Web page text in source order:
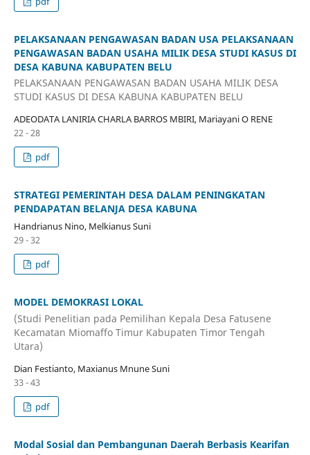
PELAKSANAAN PENGAWASAN BADAN USA PELAKSANAAN
PENGAWASAN BADAN USAHA MILIK DESA STUDI KASUS DI
DESA KABUNA KABUPATEN BELU
PELAKSANAAN PENGAWASAN BADAN USAHA MILIK DESA
STUDI KASUS DI DESA KABUNA KABUPATEN BELU
ADEODATA LANIRIA CHARLA BARROS MBIRI, Mariayani O RENE
22 - 28
pdf
STRATEGI PEMERINTAH DESA DALAM PENINGKATAN
PENDAPATAN BELANJA DESA KABUNA
Handrianus Nino, Melkianus Suni
29 - 32
pdf
MODEL DEMOKRASI LOKAL
(Studi Penelitian pada Pemilihan Kepala Desa Fatusene
Kecamatan Miomaffo Timur Kabupaten Timor Tengah
Utara)
Dian Festianto, Maxianus Mnune Suni
33 - 43
pdf
Modal Sosial dan Pembangunan Daerah Berbasis Kearifan